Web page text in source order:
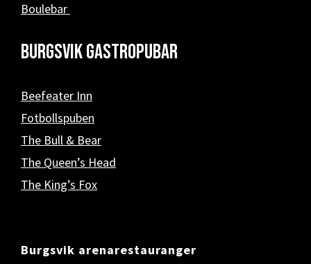
Boulebar
Burgsvik Gastropubar
Beefeater Inn
Fotbollspuben
The Bull & Bear
The Queen’s Head
The King’s Fox
Burgsvik arenarestauranger